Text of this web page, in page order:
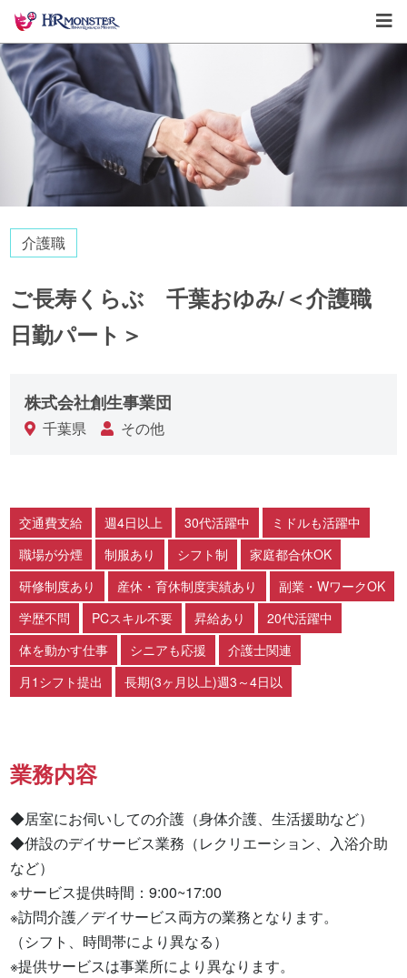
介護職
ご長寿くらぶ 千葉おゆみ/＜介護職
日勤パート＞
株式会社創生事業団
千葉県 その他
交通費支給 週4日以上 30代活躍中
ミドルも活躍中
職場が分煙
制服あり シフト制
家庭都合休OK
研修制度あり
産休・育休制度実績あり
副業・WワークOK
学歴不問
PCスキル不要 昇給あり
20代活躍中
体を動かす仕事
シニアも応援
介護士関連
月1シフト提出
長期(3ヶ月以上)週3～4日以
業務内容
◆居室にお伺いしての介護（身体介護、生活援助など）
◆併設のデイサービス業務（レクリエーション、入浴介助
など）
※サービス提供時間：9:00~17:00
※訪問介護／デイサービス両方の業務となります。
（シフト、時間帯により異なる）
※提供サービスは事業所により異なります。